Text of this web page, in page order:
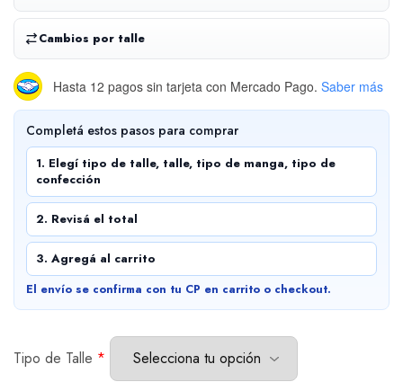
Cambios por talle
Hasta 12 pagos sin tarjeta con Mercado Pago. Saber más
Completá estos pasos para comprar
1. Elegí tipo de talle, talle, tipo de manga, tipo de
confección
2. Revisá el total
3. Agregá al carrito
El envío se confirma con tu CP en carrito o checkout.
Tipo de Talle *